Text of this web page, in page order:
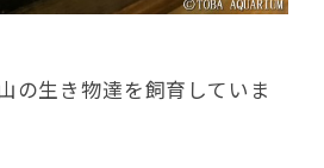
の生き物達を飼育していま